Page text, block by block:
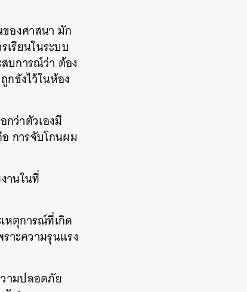
องศาสนา มัก
เรียนในระบบ
บการณ์ว่า ต้อง
กขังไว้ในห้อง
กว่าตัวเองมี
การจับโกนผม
านในที่
หตุการณ์ที่เกิด
าะความรุนแรง
ามปลอดภัย